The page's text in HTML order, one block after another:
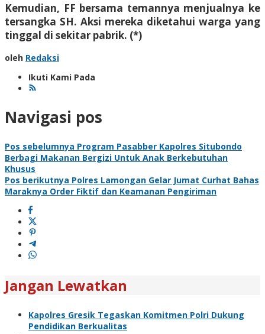
Kemudian, FF bersama temannya menjualnya ke
tersangka SH. Aksi mereka diketahui warga yang
tinggal di sekitar pabrik. (*)
oleh Redaksi
Ikuti Kami Pada
Navigasi pos
Pos sebelumnya Program Pasabber Kapolres Situbondo
Berbagi Makanan Bergizi Untuk Anak Berkebutuhan
Khusus
Pos berikutnya Polres Lamongan Gelar Jumat Curhat Bahas
Maraknya Order Fiktif dan Keamanan Pengiriman
Jangan Lewatkan
Kapolres Gresik Tegaskan Komitmen Polri Dukung
Pendidikan Berkualitas